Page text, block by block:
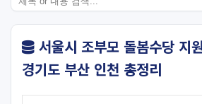
서울시 조부모 돌봄수당 지
경기도 부산 인천 총정리